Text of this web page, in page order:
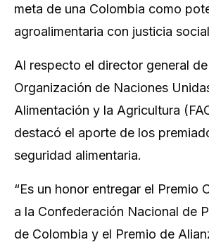
meta de una Colombia como
agroalimentaria con justicia
Al respecto el director general
Organización de Naciones
Alimentación y la Agricultura
destacó el aporte de los
seguridad alimentaria.
“Es un honor entregar el Premio
a la Confederación Nacional de
de Colombia y el Premio de